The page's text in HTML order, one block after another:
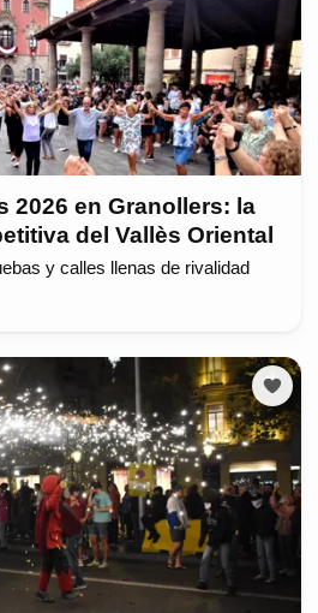
2026 en Granollers: la
del Vallès Oriental
y calles llenas de rivalidad